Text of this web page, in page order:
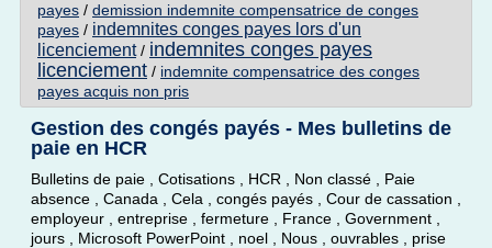
payes / demission indemnite compensatrice de conges
payes / indemnites conges payes lors d'un
licenciement/ indemnites conges payes
licenciement / indemnite compensatrice des conges
payes acquis non pris
Gestion des congés payés - Mes bulletins de
paie en HCR
Bulletins de paie , Cotisations , HCR , Non classé , Paie
absence , Canada , Cela , congés payés , Cour de cassation ,
employeur , entreprise , fermeture , France , Government ,
jours , Microsoft PowerPoint , noel , Nous , ouvrables , prise